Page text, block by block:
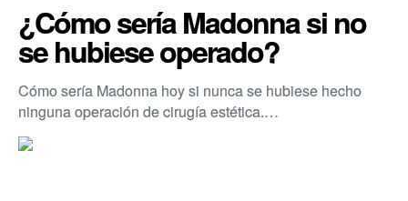
¿Cómo sería Madonna si no
se hubiese operado?
Cómo sería Madonna hoy si nunca se hubiese hecho
ninguna operación de cirugía estética.…